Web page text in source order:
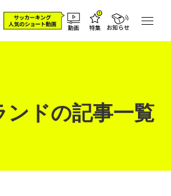
ンドの記事一覧